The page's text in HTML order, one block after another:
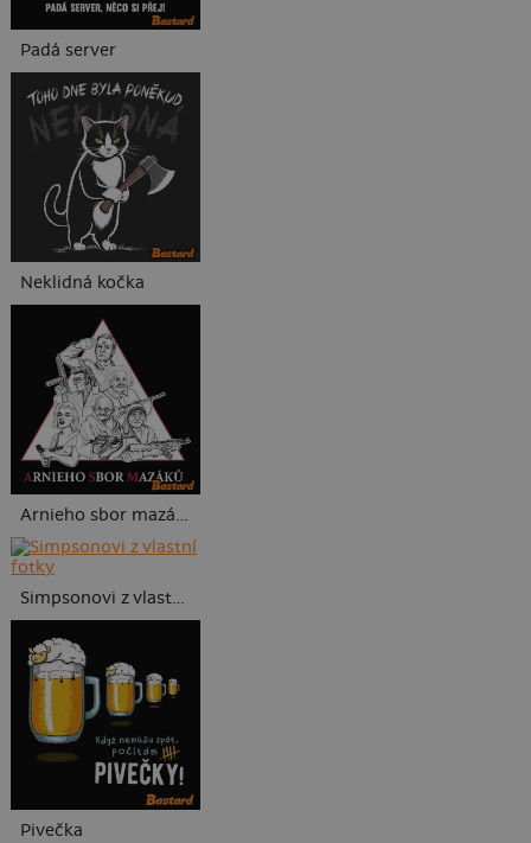
Padá server
Neklidná kočka
Arnieho sbor mazáků
Simpsonovi z vlastní fotky
Pivečka